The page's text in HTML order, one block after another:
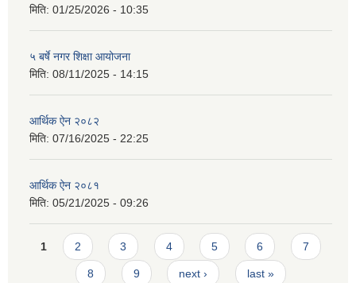
मिति: 01/25/2026 - 10:35
५ बर्षे नगर शिक्षा आयोजना
मिति: 08/11/2025 - 14:15
आर्थिक ऐन २०८२
मिति: 07/16/2025 - 22:25
आर्थिक ऐन २०८१
मिति: 05/21/2025 - 09:26
Pages
1 2 3 4 5 6 7
8 9 next › last »